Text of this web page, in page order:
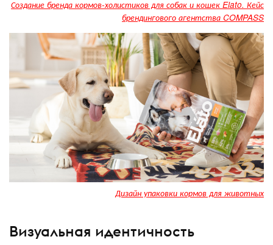
Создание бренда кормов-холистиков для собак и кошек Elato. Кейс
брендингового агентства COMPASS
Дизайн упаковки кормов для животных
Визуальная идентичность